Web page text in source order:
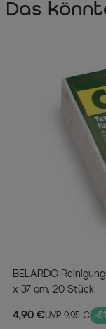
Das
BELARDO
x 37 cm, 20 Stück
4,90 €UVP 9,95 € -